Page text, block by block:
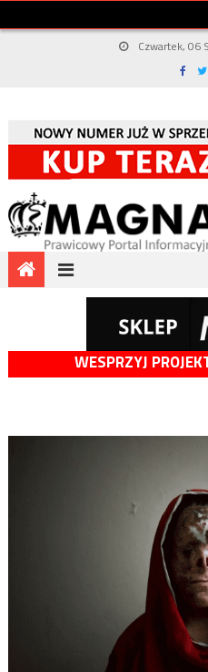
Czwartek, 06
WESPRZYJ